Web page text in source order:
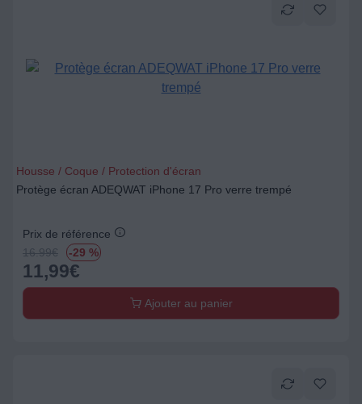
Housse / Coque / Protection d'écran
Protège écran ADEQWAT iPhone 17 Pro verre trempé
Prix de référence
16.99€ -29 %
11,99€
Ajouter au panier